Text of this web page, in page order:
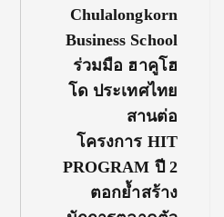
Post:
Chulalongkorn
Business School
ร่วมมือ ฮาคูโฮ
โด ประเทศไทย
สานต่อ
โครงการ HIT
PROGRAM ปี 2
ตอกย้ำสร้าง